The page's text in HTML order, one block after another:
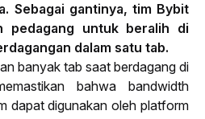
Sebagai gantinya, tim Bybit
pedagang untuk beralih di
dalam satu tab.
banyak tab saat berdagang di
bahwa bandwidth
dapat digunakan oleh platform